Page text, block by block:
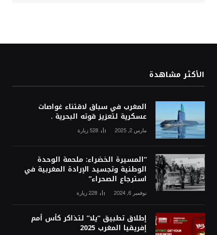
الأكثر مشاهدة
المغرب في سباق لاقتناء غواصات
عسكرية لتعزيز قوته البحرية .
مارس 2, 2025 528 زيارة
“المسيرة الخضراء: ملحمة الوحدة
الوطنية وتجسيد الإرادة المغربية في
استرجاع الصحراء”
نوفمبر 6, 2024 228زيارة
إطلاق تطبيق “يلا” لتذاكر كأس أمم
إفريقيا المغرب 2025